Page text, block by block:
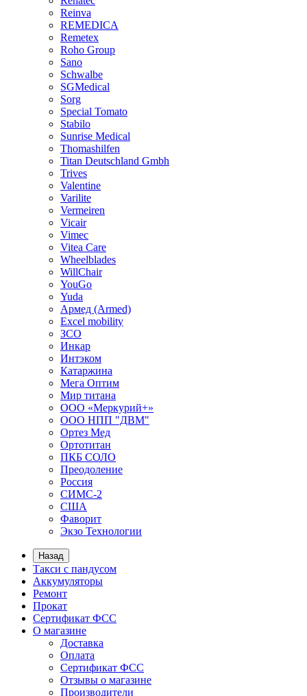
Reinva
REMEDICA
Remetex
Roho Group
Sano
Schwalbe
SGMedical
Sorg
Special Tomato
Stabilo
Sunrise Medical
Thomashilfen
Titan Deutschland Gmbh
Trives
Valentine
Varilite
Vermeiren
Vicair
Vimec
Vitea Care
Wheelblades
WillChair
YouGo
Yuda
Армед (Armed)
Еxcel mobility
ЗСО
Инкар
Интэком
Катаржина
Мега Оптим
Мир титана
ООО «Меркурий+»
ООО НПП "ДВМ"
Ортез Мед
Ортотитан
ПКБ СОЛО
Преодоление
Россия
СИМС-2
США
Фаворит
Экзо Технологии
Назад
Такси с пандусом
Аккумуляторы
Ремонт
Прокат
Сертификат ФСС
О магазине
Доставка
Оплата
Сертификат ФСС
Отзывы о магазине
Производители